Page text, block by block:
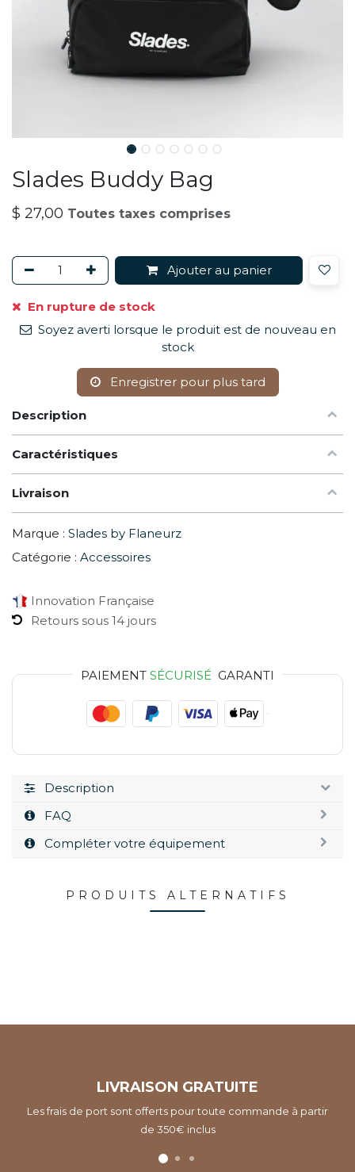
Slades Buddy Bag
$ 27,00 Toutes taxes comprises
Ajouter au panier
En rupture de stock
Soyez averti lorsque le produit est de nouveau en
stock
Enregistrer pour plus tard
Description
Caractéristiques
Livraison
Marque : Slades by Flaneurz
Catégorie : Accessoires
Innovation Française
Retours sous 14 jours
PAIEMENT SÉCURISÉ GARANTI
Description
FAQ
Compléter votre équipement
PRODUITS ALTERNATIFS
LIVRAISON GRATUITE
Les frais de port sont offerts pour toute commande à partir
de 350€ inclus